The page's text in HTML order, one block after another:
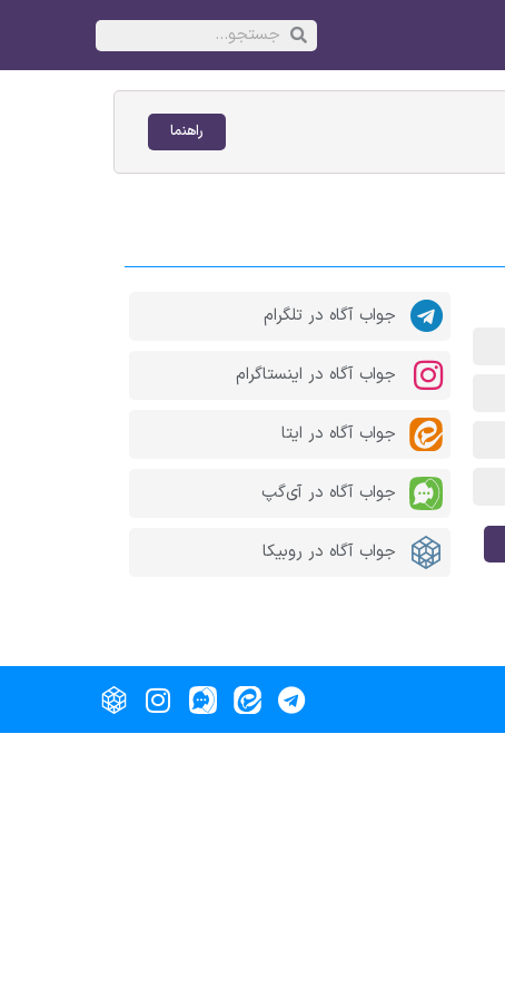
راهنما
جواب آگاه در تلگرام
جواب آگاه در اینستاگرام
جواب آگاه در ایتا
جواب آگاه در آی‌گپ
جواب آگاه در روبیکا